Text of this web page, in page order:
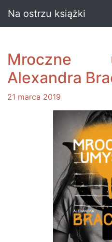
Na ostrzu książki
Mroczne
Alexandra
21 marca 2019